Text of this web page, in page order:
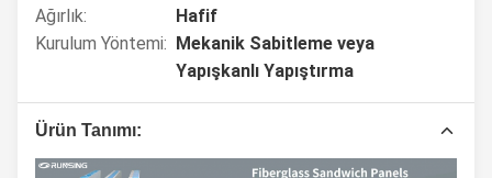
Ağırlık:
Hafif
Kurulum Yöntemi: Mekanik Sabitleme veya
Yapışkanlı Yapıştırma
Ürün Tanımı: